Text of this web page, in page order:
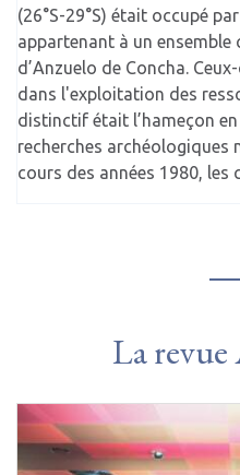
(26°S-29°S) était occupé
appartenant à un
d’Anzuelo de Concha.
dans l'exploitation des
distinctif était l’hameçon
recherches archéologiques
cours des années 1980, les
La